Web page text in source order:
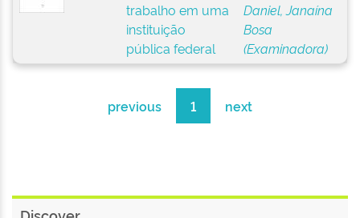
trabalho em uma
instituição
pública federal
Daniel, Janaína
Bosa
(Examinadora)
previous 1 next